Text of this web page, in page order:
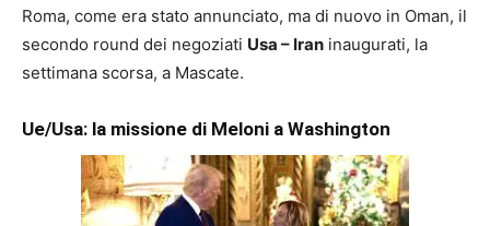
Roma, come era stato annunciato, ma di nuovo in Oman, il
secondo round dei negoziati Usa – Iran inaugurati, la
settimana scorsa, a Mascate.
Ue/Usa: la missione di Meloni a Washington